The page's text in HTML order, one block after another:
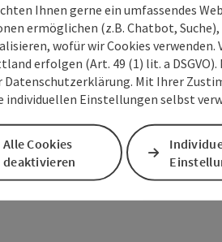
Ihnen gerne ein umfassendes
ermöglichen (z.B. Chatbot,
wofür wir Cookies
erfolgen (Art. 49 (1) lit. a
Datenschutzerklärung. Mit Ihrer
individuellen Einstellungen selbst
Alle Cookies
deaktivieren